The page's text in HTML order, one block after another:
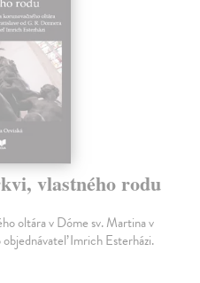
vlastného rodu
oltára v Dóme sv. Martina v
Imrich Esterházi.